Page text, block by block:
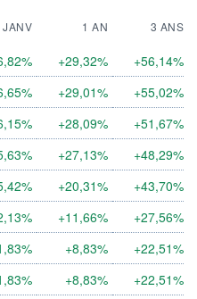
JANV 1 AN 3 ANS
+29,32%
+56,14%
+29,01%
+55,02%
+28,09%
+51,67%
+27,13% +48,29%
+20,31% +43,70%
+11,66%
+27,56%
+8,83%
+22,51%
+8,83%
+22,51%